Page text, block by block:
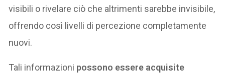
visibili o rivelare ciò che altrimenti sarebbe invisibile,
offrendo così livelli di percezione completamente
nuovi.
Tali informazioni possono essere acquisite